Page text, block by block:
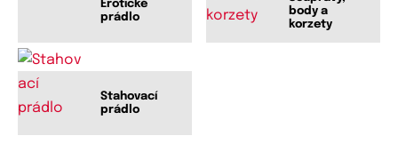
Erotické
prádlo
body a
korzety
Stahovací
prádlo